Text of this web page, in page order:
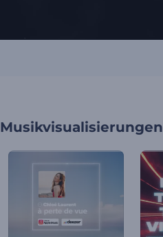
Musikvisualisierungen